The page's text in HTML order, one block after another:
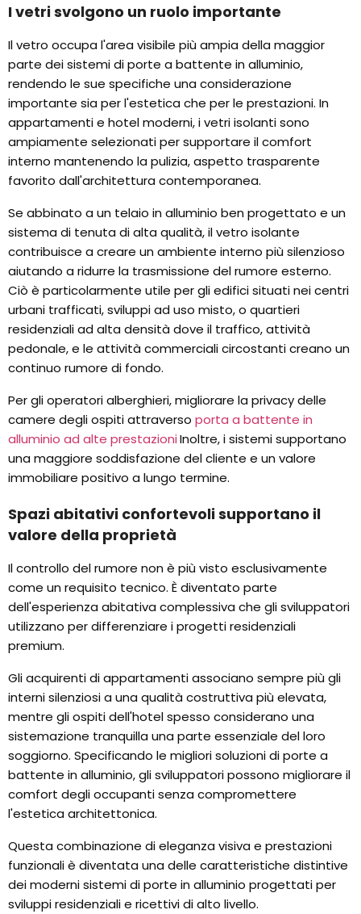
I vetri svolgono un ruolo importante
Il vetro occupa l'area visibile più ampia della maggior
parte dei sistemi di porte a battente in alluminio,
rendendo le sue specifiche una considerazione
importante sia per l'estetica che per le prestazioni. In
appartamenti e hotel moderni, i vetri isolanti sono
ampiamente selezionati per supportare il comfort
interno mantenendo la pulizia, aspetto trasparente
favorito dall'architettura contemporanea.
Se abbinato a un telaio in alluminio ben progettato e un
sistema di tenuta di alta qualità, il vetro isolante
contribuisce a creare un ambiente interno più silenzioso
aiutando a ridurre la trasmissione del rumore esterno.
Ciò è particolarmente utile per gli edifici situati nei centri
urbani trafficati, sviluppi ad uso misto, o quartieri
residenziali ad alta densità dove il traffico, attività
pedonale, e le attività commerciali circostanti creano un
continuo rumore di fondo.
Per gli operatori alberghieri, migliorare la privacy delle
camere degli ospiti attraverso porta a battente in
alluminio ad alte prestazioniInoltre, i sistemi supportano
una maggiore soddisfazione del cliente e un valore
immobiliare positivo a lungo termine.
Spazi abitativi confortevoli supportano il
valore della proprietà
Il controllo del rumore non è più visto esclusivamente
come un requisito tecnico. È diventato parte
dell'esperienza abitativa complessiva che gli sviluppatori
utilizzano per differenziare i progetti residenziali
premium.
Gli acquirenti di appartamenti associano sempre più gli
interni silenziosi a una qualità costruttiva più elevata,
mentre gli ospiti dell'hotel spesso considerano una
sistemazione tranquilla una parte essenziale del loro
soggiorno. Specificando le migliori soluzioni di porte a
battente in alluminio, gli sviluppatori possono migliorare il
comfort degli occupanti senza compromettere
l'estetica architettonica.
Questa combinazione di eleganza visiva e prestazioni
funzionali è diventata una delle caratteristiche distintive
dei moderni sistemi di porte in alluminio progettati per
sviluppi residenziali e ricettivi di alto livello.